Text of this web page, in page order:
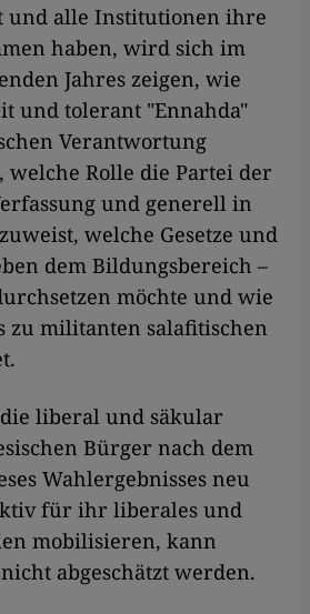
und alle Institutionen ihre
haben, wird sich im
Jahres zeigen, wie
und tolerant "Ennahda"
Verantwortung
Rolle die Partei der
und generell in
welche Gesetze und
dem Bildungsbereich –
möchte und wie
zu militanten salafitischen
liberal und säkular
Bürger nach dem
Wahlergebnisses neu
für ihr liberales und
mobilisieren, kann
abgeschätzt werden.